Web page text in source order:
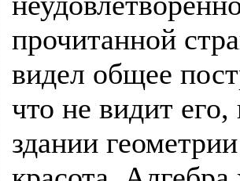
прочитанной
видел общее
что не видит
здании